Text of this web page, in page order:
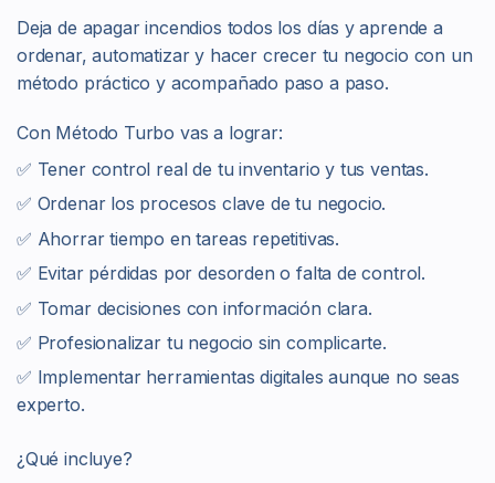
Deja de apagar incendios todos los días y aprende a
ordenar, automatizar y hacer crecer tu negocio con un
método práctico y acompañado paso a paso.
Con Método Turbo vas a lograr:
✅ Tener control real de tu inventario y tus ventas.
✅ Ordenar los procesos clave de tu negocio.
✅ Ahorrar tiempo en tareas repetitivas.
✅ Evitar pérdidas por desorden o falta de control.
✅ Tomar decisiones con información clara.
✅ Profesionalizar tu negocio sin complicarte.
✅ Implementar herramientas digitales aunque no seas
experto.
¿Qué incluye?